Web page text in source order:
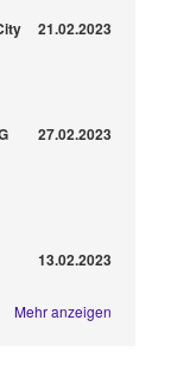
21.02.2023
27.02.2023
13.02.2023
Mehr anzeigen